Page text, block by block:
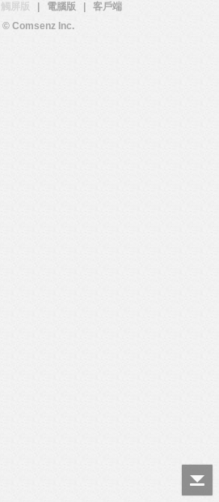
觸屏版 電腦版
客戶端
© Comsenz Inc.